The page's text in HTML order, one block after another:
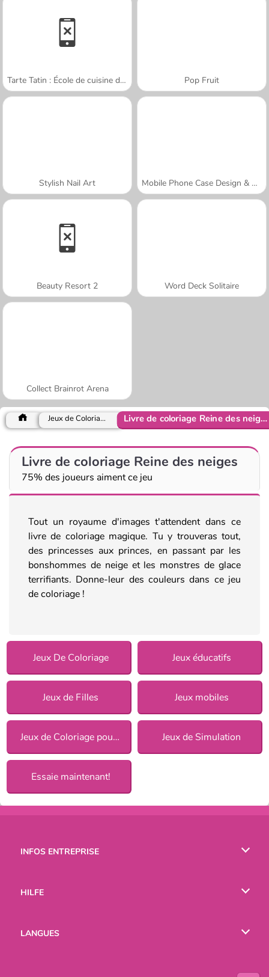
Tarte Tatin : École de cuisine de Sara Pop Fruit
Stylish Nail Art Mobile Phone Case Design & DIY
Beauty Resort 2 Word Deck Solitaire
Collect Brainrot Arena
Jeux de Coloriage Livre de coloriage Reine des neiges
Livre de coloriage Reine des neiges
75% des joueurs aiment ce jeu
Tout un royaume d'images t'attendent dans ce
livre de coloriage magique. Tu y trouveras tout,
des princesses aux princes, en passant par les
bonshommes de neige et les monstres de glace
terrifiants. Donne-leur des couleurs dans ce jeu
de coloriage !
Jeux De Coloriage Jeux éducatifs
Jeux de Filles Jeux mobiles
Jeux de Coloriage pour Filles Jeux de Simulation
Essaie maintenant!
INFOS ENTREPRISE
HILFE
LANGUES